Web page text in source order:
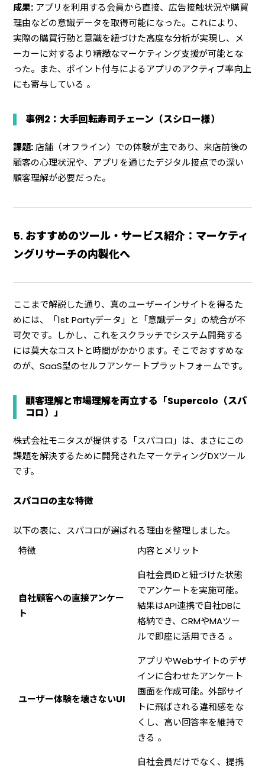
成果: アプリを利用する会員から直接、広告接触状況や購買
理由などの意識データを取得可能になった。これにより、
実際の購買行動と意識を紐づけた高度な分析が実現し、メ
ーカーに対するより精緻なマーケティング支援が可能とな
った。また、ポイント付与によるアプリのアクティブ率向上
にも寄与している 。
事例2：大手回転寿司チェーン（スシロー様）
課題:店舗（オフライン）での体験が主であり、来店前後の
顧客の心理状況や、アプリを通じたデジタル接点での深い
顧客理解が必要だった。
5. おすすめのツール・サービス紹介：マーケティ
ングリサーチの内製化へ
ここまで解説した通り、真のユーザーインサイトを得るた
めには、「1st Partyデータ」と「意識データ」の統合が不
可欠です。しかし、これをスクラッチでシステム開発する
には莫大なコストと時間がかかります。そこでおすすめな
のが、SaaS型のセルフアンケートプラットフォームです。
顧客理解と市場理解を両立する「Supercolo（スパ
コロ）」
株式会社モニタスが提供する「スパコロ」は、まさにこの
課題を解決するために開発されたマーケティングDXツール
です。
スパコロの主な特徴
以下の表に、スパコロが選ばれる理由を整理しました。
特徴
内容とメリット
自社顧客への直接アンケー
ト
自社会員IDと紐づけた状態
でアンケートを実施可能。
結果はAPI連携で自社DBに
格納でき、CRMやMAツー
ルで即座に活用できる 。
ユーザー体験を壊さないUI
アプリやWebサイトのデザ
インに合わせたアンケート
画面を作成可能。外部サイ
トに飛ばされる違和感をな
くし、高い回答率を維持で
きる 。
自社会員だけでなく、提携